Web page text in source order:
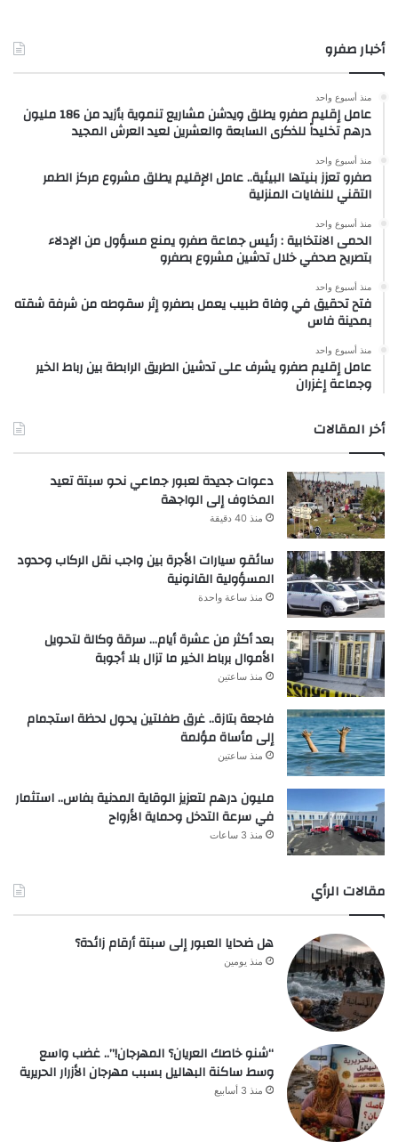
أخبار صفرو
منذ أسبوع واحد
عامل إقليم صفرو يطلق ويدشن مشاريع تنموية بأزيد من 186 مليون
درهم تخليداً للذكرى السابعة والعشرين لعيد العرش المجيد
منذ أسبوع واحد
صفرو تعزز بنيتها البيئية.. عامل الإقليم يطلق مشروع مركز الطمر
التقني للنفايات المنزلية
منذ أسبوع واحد
الحمى الانتخابية : رئيس جماعة صفرو يمنع مسؤول من الإدلاء
بتصريح صحفي خلال تدشين مشروع بصفرو
منذ أسبوع واحد
فتح تحقيق في وفاة طبيب يعمل بصفرو إثر سقوطه من شرفة شقته
بمدينة فاس
منذ أسبوع واحد
عامل إقليم صفرو يشرف على تدشين الطريق الرابطة بين رباط الخير
وجماعة إغزران
أخر المقالات
دعوات جديدة لعبور جماعي نحو سبتة تعيد
المخاوف إلى الواجهة
منذ 40 دقيقة
سائقو سيارات الأجرة بين واجب نقل الركاب وحدود
المسؤولية القانونية
منذ ساعة واحدة
بعد أكثر من عشرة أيام… سرقة وكالة لتحويل
الأموال برباط الخير ما تزال بلا أجوبة
منذ ساعتين
فاجعة بتازة.. غرق طفلتين يحول لحظة استجمام
إلى مأساة مؤلمة
منذ ساعتين
مليون درهم لتعزيز الوقاية المدنية بفاس.. استثمار
في سرعة التدخل وحماية الأرواح
منذ 3 ساعات
مقالات الرأي
هل ضحايا العبور إلى سبتة أرقام زائدة؟
منذ يومين
“شنو خاصك العريان؟ المهرجان!”.. غضب واسع
وسط ساكنة البهاليل بسبب مهرجان الأزرار الحريرية
منذ 3 أسابيع